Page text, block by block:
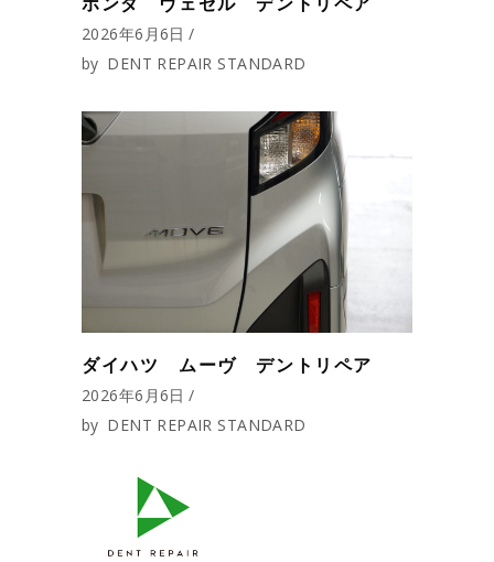
2026年6月6日
by DENT REPAIR STANDARD
ダイハツ ムーヴ デントリペア
2026年6月6日
by DENT REPAIR STANDARD